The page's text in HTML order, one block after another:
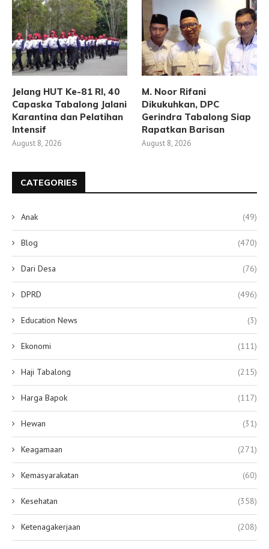
Jelang HUT Ke-81 RI, 40
Capaska Tabalong Jalani
Karantina dan Pelatihan
Intensif
August 8, 2026
M. Noor Rifani
Dikukuhkan, DPC
Gerindra Tabalong Siap
Rapatkan Barisan
August 8, 2026
CATEGORIES
Anak (49)
Blog (470)
Dari Desa (76)
DPRD (496)
Education News (3)
Ekonomi (111)
Haji Tabalong (215)
Harga Bapok (117)
Hewan (31)
Keagamaan (271)
Kemasyarakatan (60)
Kesehatan (358)
Ketenagakerjaan (208)